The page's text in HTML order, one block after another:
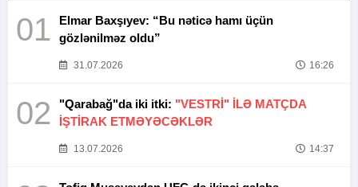
01
Elmar Baxşıyev: “Bu nəticə hamı üçün
gözlənilməz oldu”
31.07.2026 16:26
02 "Qarabağ"da iki itki: "VESTRİ" İLƏ MATÇDA
İŞTİRAK ETMƏYƏCƏKLƏR
13.07.2026 14:37